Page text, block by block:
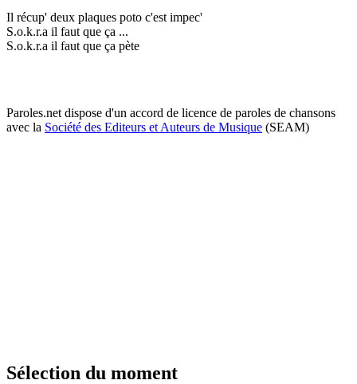
Il récup' deux plaques poto c'est impec'
S.o.k.r.a il faut que ça ...
S.o.k.r.a il faut que ça pète
Paroles.net dispose d'un accord de licence de paroles de chansons
avec la Société des Editeurs et Auteurs de Musique (SEAM)
Sélection du moment